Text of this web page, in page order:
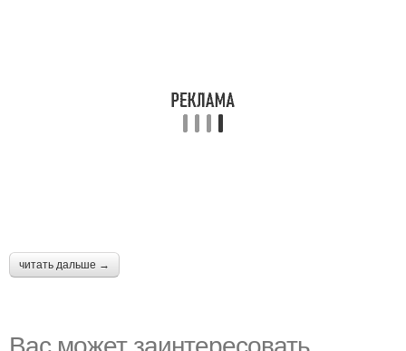
читать дальше →
Вас может заинтересовать